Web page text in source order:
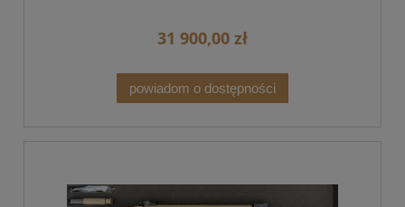
31 900,00 zł
powiadom o dostępności